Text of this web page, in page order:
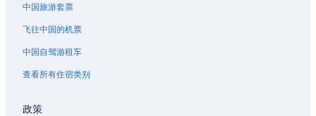
中国旅游套票
飞往中国的机票
中国自驾游租车
查看所有住宿类别
政策